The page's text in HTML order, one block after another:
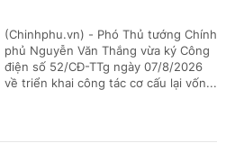
(Chinhphu.vn) - Phó Thủ tướng Chính
phủ Nguyễn Văn Thắng vừa ký Công
điện số 52/CĐ-TTg ngày 07/8/2026
về triển khai công tác cơ cấu lại vốn...